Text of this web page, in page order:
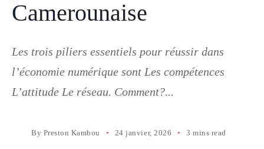
Camerounaise
Les trois piliers essentiels pour réussir dans
l’économie numérique sont Les compétences
L’attitude Le réseau. Comment?...
By Preston Kambou 24 janvier, 2026 3 mins read